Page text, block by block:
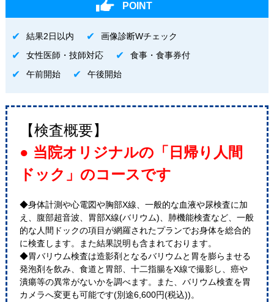
POINT
結果2日以内
画像診断Wチェック
女性医師・技師対応
食事・食事券付
午前開始
午後開始
【検査概要】
● 当院オリジナルの「日帰り人間
ドック」のコースです
◆身体計測や心電図や胸部X線、一般的な血液や尿検査に加
え、腹部超音波、胃部X線(バリウム)、肺機能検査など、一般
的な人間ドックの項目が網羅されたプランでお身体を総合的
に検査します。また結果説明も含まれております。
◆胃バリウム検査は造影剤となるバリウムと胃を膨らませる
発泡剤を飲み、食道と胃部、十二指腸をX線で撮影し、癌や
潰瘍等の異常がないかを調べます。また、バリウム検査を胃
カメラへ変更も可能です(別途6,600円(税込))。